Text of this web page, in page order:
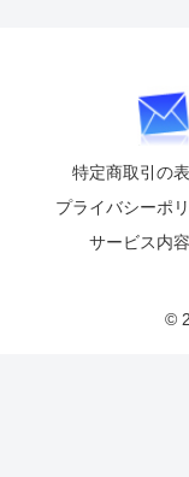
特定商取引の
プライバシーポ
サービス内容
©